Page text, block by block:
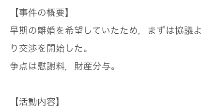
【事件の概要】
早期の離婚を希望していたため，まずは協議よ
り交渉を開始した。
争点は慰謝料，財産分与。
【活動内容】